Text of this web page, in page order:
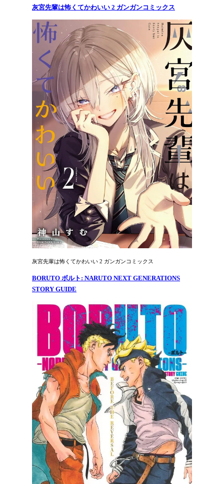
灰宮先輩は怖くてかわいい 2 ガンガンコミックス
灰宮先輩は怖くてかわいい 2 ガンガンコミックス
BORUTO ボルト: NARUTO NEXT GENERATIONS
STORY GUIDE